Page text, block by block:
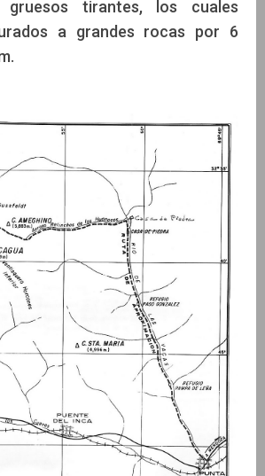
tirantes, los cuales
a grandes rocas por 6